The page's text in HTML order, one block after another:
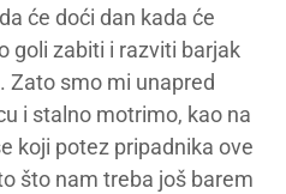
će doći dan kada će
goli zabiti i razviti barjak
Zato smo mi unapred
i stalno motrimo, kao na
koji potez pripadnika ove
što nam treba još barem